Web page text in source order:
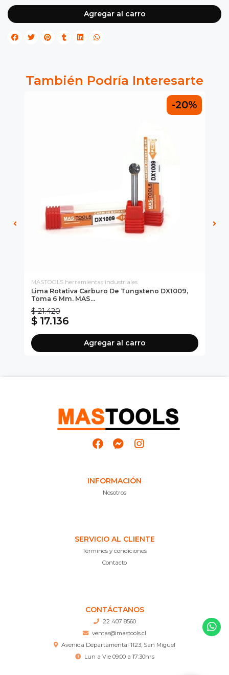
Agregar al carro
También Podría Interesarte
-20%
MASTOOLS herramientas industriales
Lima Rotativa Carburo De Tungsteno DX1009,
Toma 6 Mm. MAS...
$ 21.420
$ 17.136
Agregar al carro
INFORMACIÓN
Nosotros
SERVICIO AL CLIENTE
Términos y condiciones
Contacto
CONTÁCTANOS
22 407 8560
ventas@mastools.cl
Avenida Departamental 1123, San Miguel
Lun a Vie 09:00 a 17:30hrs